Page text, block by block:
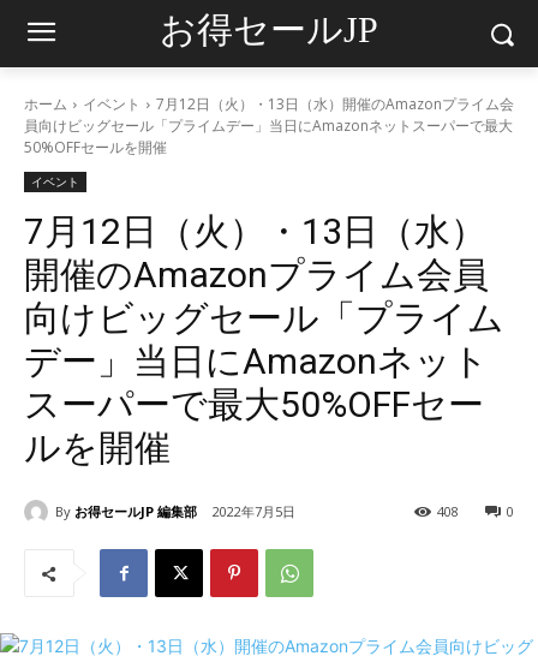
お得セールJP
ホーム イベント
7月12日（火）・13日（水）開催のAmazonプライム会
員向けビッグセール「プライムデー」当日にAmazonネットスーパーで最大
50%OFFセールを開催
イベント
7月12日（火）・13日（水）
開催のAmazonプライム会員
向けビッグセール「プライム
デー」当日にAmazonネット
スーパーで最大50%OFFセー
ルを開催
By お得セールJP 編集部 2022年7月5日 0
408